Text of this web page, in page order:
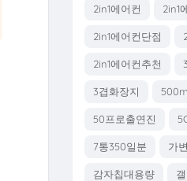
2in1에어컨 2in1
2in1에어컨단점
2in1에어컨추천
3겹화장지
50프로출연진
7통350일분 가
감자칩대용량